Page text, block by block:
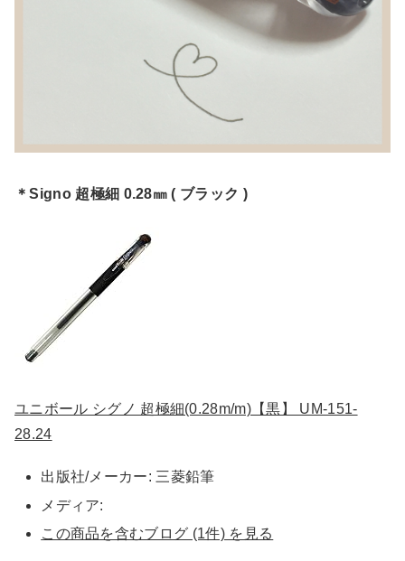
＊Signo 超極細 0.28㎜ ( ブラック )
ユニボール シグノ 超極細(0.28m/m)【黒】 UM-151-
28.24
出版社/メーカー: 三菱鉛筆
メディア:
この商品を含むブログ (1件) を見る